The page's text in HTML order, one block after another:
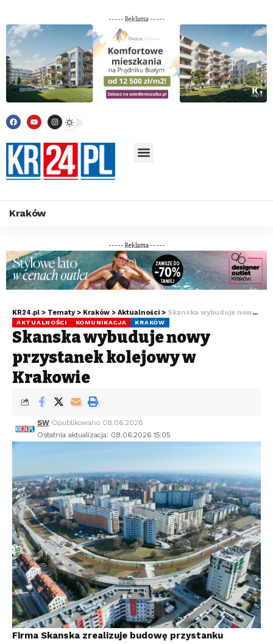
----- Reklama -----
Kraków
----- Reklama -----
KR24.pl > Tematy > Kraków > Aktualności > Skanska wybuduje nowy przystanek kolejowy w Krakowie
AKTUALNOŚCI KOMUNIKACJA KRAKÓW
Skanska wybuduje nowy
przystanek kolejowy w
Krakowie
Ostatnia aktualizacja: 08.06.2026 15:05
SW Opublikowano 08.06.2026
Firma Skanska zrealizuje budowę przystanku